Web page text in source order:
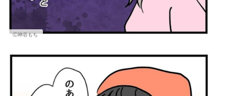
Ⓒ神谷もち